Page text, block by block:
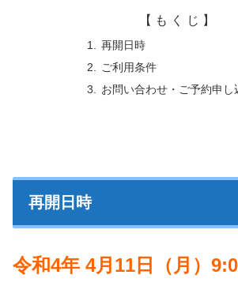
【 も く じ 】
再開日時
ご利用条件
お問い合わせ・ご予約申し
再開日時
令和4年 4月11日（月）